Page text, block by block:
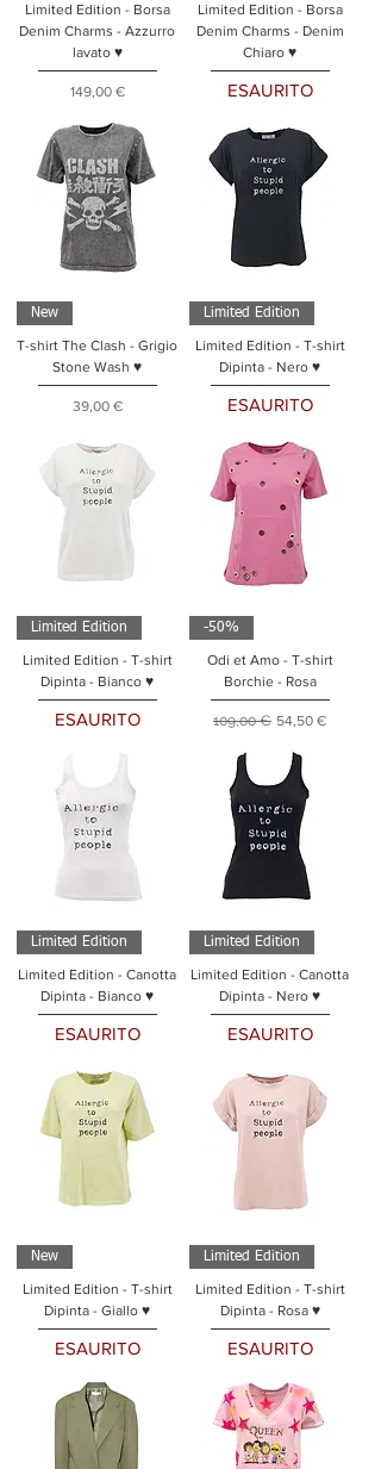
Limited Edition - Borsa
Denim Charms - Azzurro
lavato ♥
Prezzo
149,00 €
Limited Edition - Borsa
Denim Charms - Denim
Chiaro ♥
ESAURITO
New
T-shirt The Clash - Grigio
Stone Wash ♥
Prezzo
39,00 €
Limited Edition
Limited Edition - T-shirt
Dipinta - Nero ♥
ESAURITO
Limited Edition
Limited Edition - T-shirt
Dipinta - Bianco ♥
ESAURITO
-50%
Odi et Amo - T-shirt
Borchie - Rosa
Prezzo regolare
109,00 € Prezzo scontato
54,50 €
Limited Edition
Limited Edition - Canotta
Dipinta - Bianco ♥
ESAURITO
Limited Edition
Limited Edition - Canotta
Dipinta - Nero ♥
ESAURITO
New
Limited Edition - T-shirt
Dipinta - Giallo ♥
ESAURITO
Limited Edition
Limited Edition - T-shirt
Dipinta - Rosa ♥
ESAURITO